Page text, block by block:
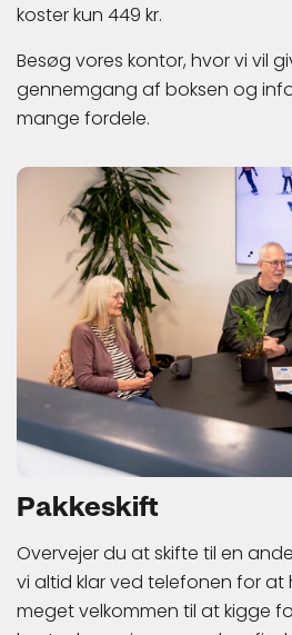
koster kun 449 kr.
Besøg vores kontor, hvor vi vil
gennemgang af boksen og
mange fordele.
Pakkeskift
Overvejer du at skifte til en
vi altid klar ved telefonen for
meget velkommen til at kigge